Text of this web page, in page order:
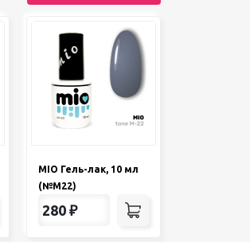
MIO Гель-лак, 10 мл
(№М22)
280 ₽